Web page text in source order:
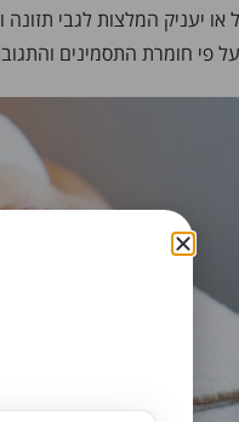
או יעניק המלצות לגבי
פי חומרת התסמינים